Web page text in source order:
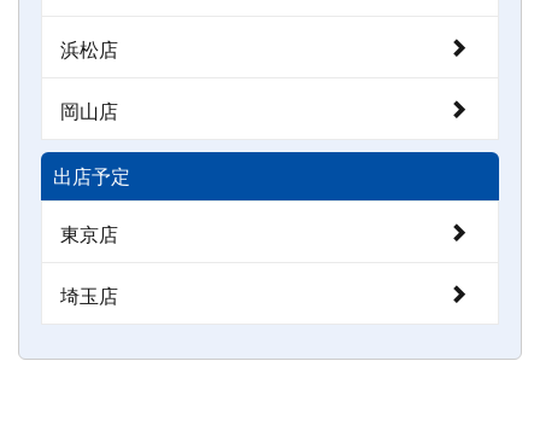
浜松店
岡山店
出店予定
東京店
埼玉店